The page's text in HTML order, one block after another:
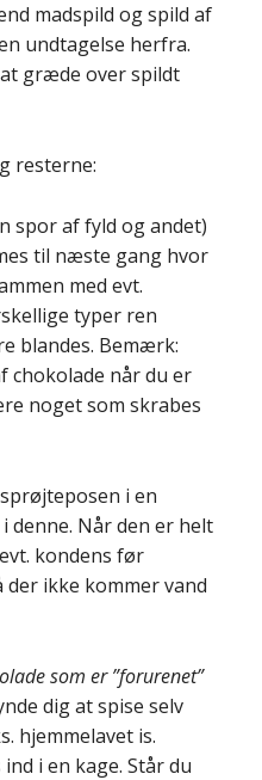
madspild og spild af
undtagelse herfra.
græde over spildt
resterne:
spor af fyld og andet)
til næste gang hvor
med evt.
typer ren
blandes. Bemærk:
chokolade når du er
noget som skrabes
i en
denne. Når den er helt
kondens før
ikke kommer vand
som er ”forurenet”
dig at spise selv
hjemmelavet is.
i en kage. Står du